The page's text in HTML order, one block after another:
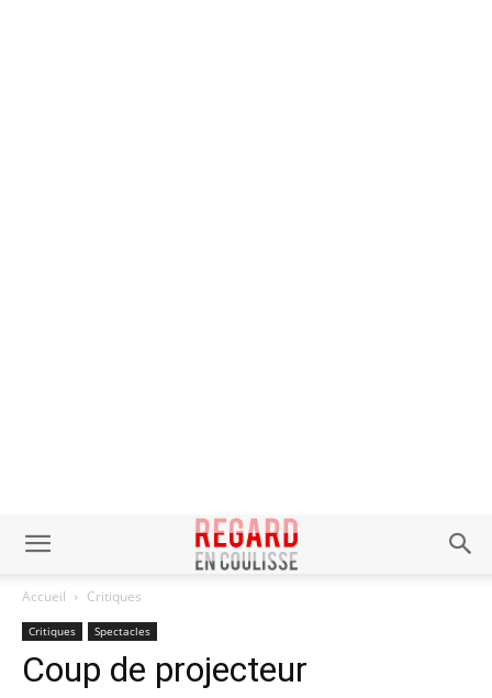
Accueil Critiques
Critiques Spectacles
Coup de projecteur